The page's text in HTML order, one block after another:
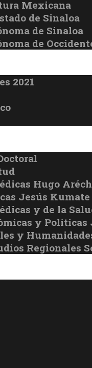
Mexicana
de Sinaloa
de Sinaloa
de
2021
Hugo
Jesús
y de la
y Políticas
y
Regionales